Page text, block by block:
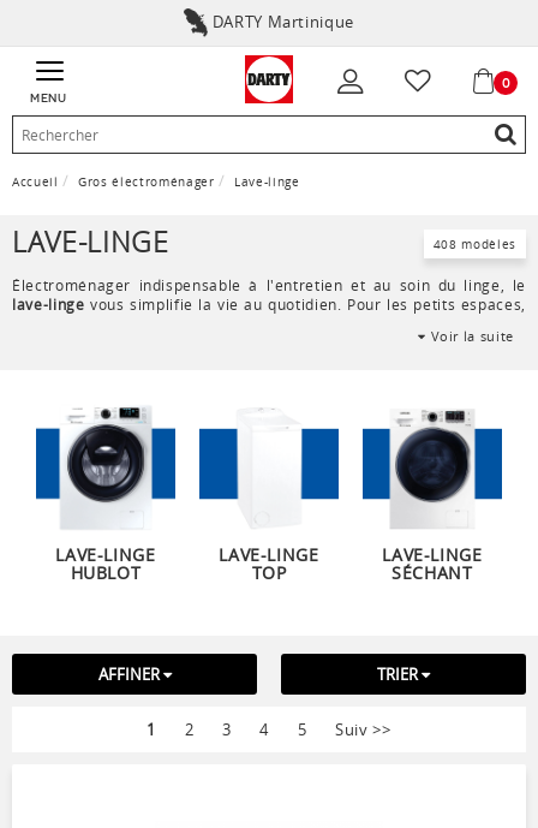
DARTY Martinique
MENU
0
Accueil Gros électroménager Lave-linge
LAVE-LINGE 408 modèles
Électroménager indispensable à l'entretien et au soin du linge, le
lave-linge vous simplifie la vie au quotidien. Pour les petits espaces,
linge hublot libère l'espace au dessus et s'encastre aisèment sous
Voir la suite
LAVE-LINGE
HUBLOT
LAVE-LINGE
TOP
LAVE-LINGE
SÉCHANT
AFFINER TRIER
1 2 3 4 5 Suiv >>